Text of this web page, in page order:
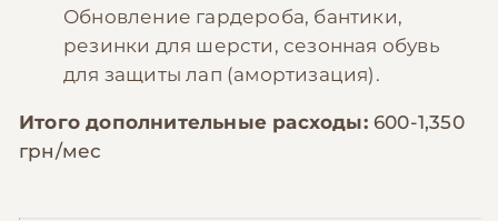
Обновление гардероба, бантики,
резинки для шерсти, сезонная обувь
для защиты лап (амортизация).
Итого дополнительные расходы: 600-1,350
грн/мес